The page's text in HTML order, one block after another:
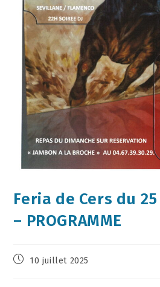
Feria de Cers du
– PROGRAMME
10 juillet 2025